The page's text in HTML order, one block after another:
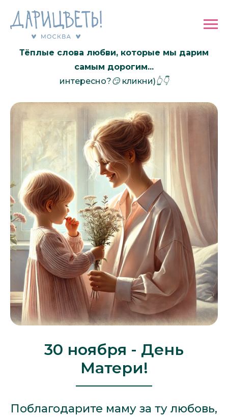
Что это за праздник — День Матери?
Тёплые слова любви, которые мы дарим
самым дорогим...
интересно?😏 кликни)👆👇
30 ноября - День
Матери!
Поблагодарите маму за ту любовь,